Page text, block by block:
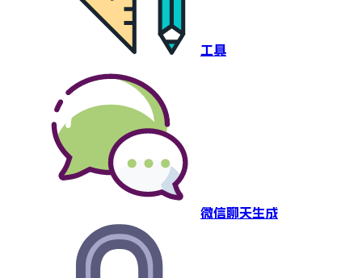
工具
微信聊天生成